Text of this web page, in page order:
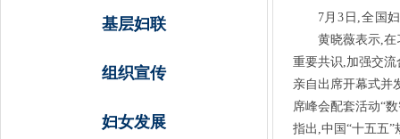
基层妇联
组织宣传
妇女发展
7月3日,全国
黄晓薇表示,
重要共识,加强交
亲自出席开幕式并
席峰会配套活动“
指出,中国“十五五